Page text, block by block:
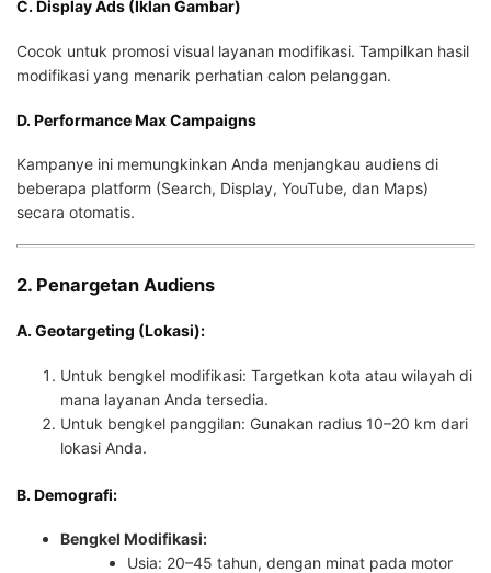
C. Display Ads (Iklan Gambar)
Cocok untuk promosi visual layanan modifikasi. Tampilkan hasil
modifikasi yang menarik perhatian calon pelanggan.
D. Performance Max Campaigns
Kampanye ini memungkinkan Anda menjangkau audiens di
beberapa platform (Search, Display, YouTube, dan Maps)
secara otomatis.
2. Penargetan Audiens
A. Geotargeting (Lokasi):
Untuk bengkel modifikasi: Targetkan kota atau wilayah di
mana layanan Anda tersedia.
Untuk bengkel panggilan: Gunakan radius 10–20 km dari
lokasi Anda.
B. Demografi:
Bengkel Modifikasi:
Usia: 20–45 tahun, dengan minat pada motor